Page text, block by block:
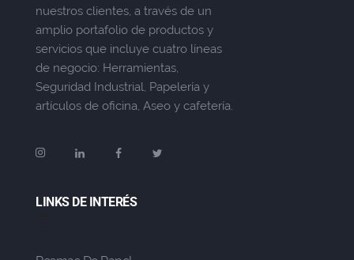
nuestros clientes, a través de un
amplio portafolio de productos y
servicios que incluye cuatro líneas
de negocio: Herramientas,
Seguridad Industrial, Papelería y
artículos de oficina, Aseo y cafetería.
LINKS DE INTERÉS